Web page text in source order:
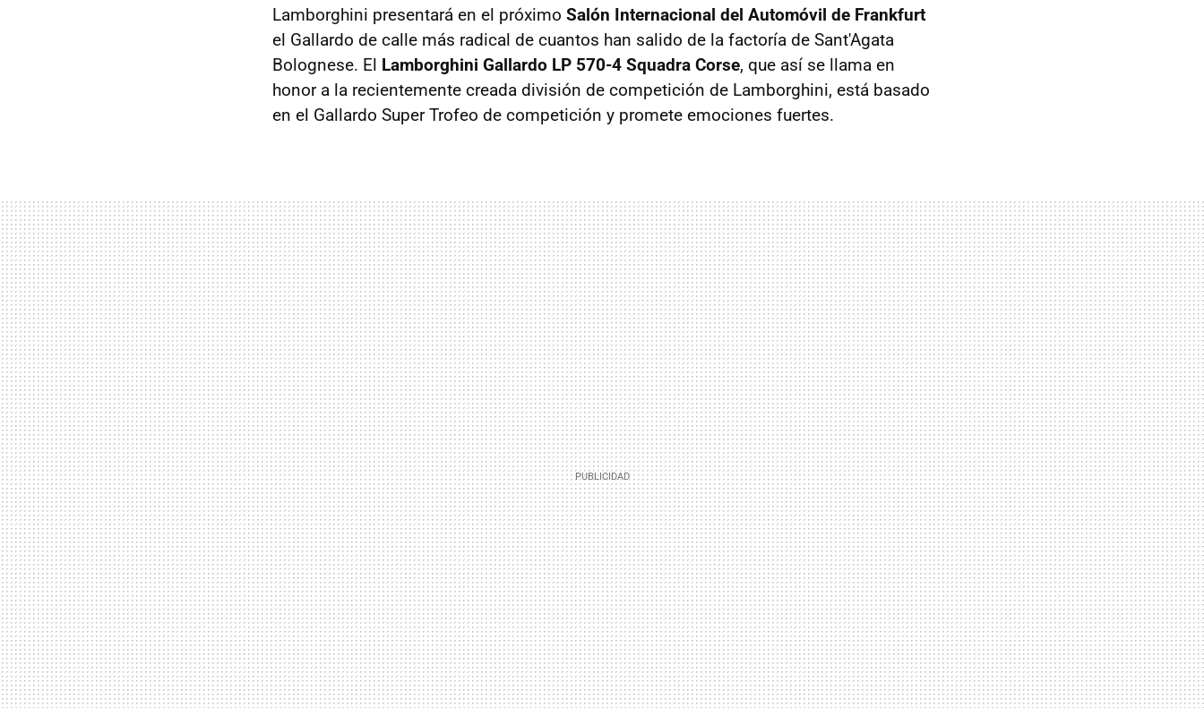
Lamborghini presentará en el próximo Salón Internacional del Automóvil de Frankfurt
el Gallardo de calle más radical de cuantos han salido de la factoría de Sant'Agata
Bolognese. El Lamborghini Gallardo LP 570-4 Squadra Corse, que así se llama en
honor a la recientemente creada división de competición de Lamborghini, está basado
en el Gallardo Super Trofeo de competición y promete emociones fuertes.